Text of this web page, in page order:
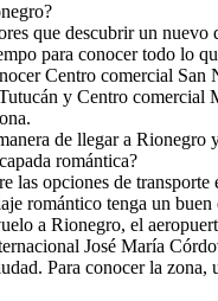
que descubrir un nuevo
para conocer todo lo
Centro comercial San
y Centro comercial
de llegar a Rionegro
romántica?
las opciones de transporte
romántico tenga un
a Rionegro, el
José María
Para conocer la zona,